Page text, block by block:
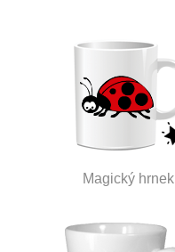
Magický hrnek